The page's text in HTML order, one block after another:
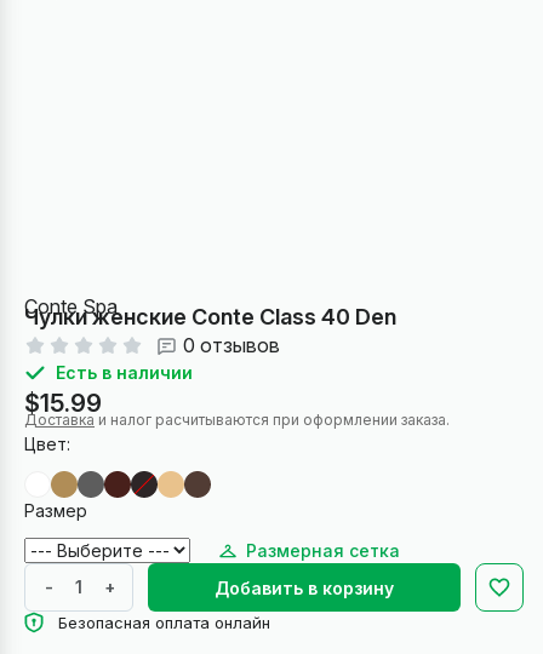
Conte Spa
Чулки женские Conte Class 40 Den
0 отзывов
Есть в наличии
$15.99
Доставка и налог расчитываются при оформлении заказа.
Цвет:
Размер
Размерная сетка
-
+ Добавить в корзину
Безопасная оплата онлайн